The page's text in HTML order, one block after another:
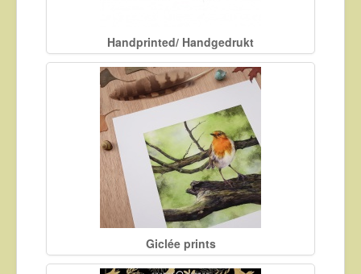
Handprinted/ Handgedrukt
Giclée prints